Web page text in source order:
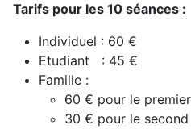
Tarifs pour les 10 séances :
Individuel : 60 €
Etudiant : 45 €
Famille :
60 € pour le
30 € pour le second